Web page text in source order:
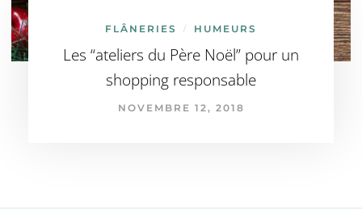
FLÂNERIES / HUMEURS
Les “ateliers du Père Noël” pour un
shopping responsable
NOVEMBRE 12, 2018